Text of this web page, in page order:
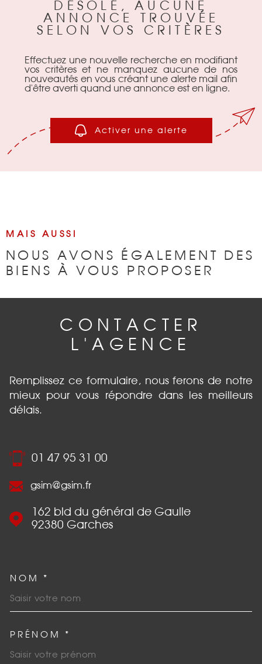
BIENS
NOTRE
CONTACT
DÉSOLÉ, AUCUNE
ANNONCE TROUVÉE
SELON VOS CRITÈRES
Effectuez une nouvelle recherche en modifiant
vos critères et ne manquez aucune de nos
nouveautés en vous créant une alerte mail afin
d'être averti quand une annonce est en ligne.
Activer une alerte
MAIS AUSSI
NOUS AVONS ÉGALEMENT DES
BIENS À VOUS PROPOSER
CONTACTER
L'AGENCE
Remplissez ce formulaire, nous ferons de notre
mieux pour vous répondre dans les meilleurs
délais.
01 47 95 31 00
gsim@gsim.fr
162 bld du général de Gaulle
92380
Garches
NOM *
PRÉNOM *